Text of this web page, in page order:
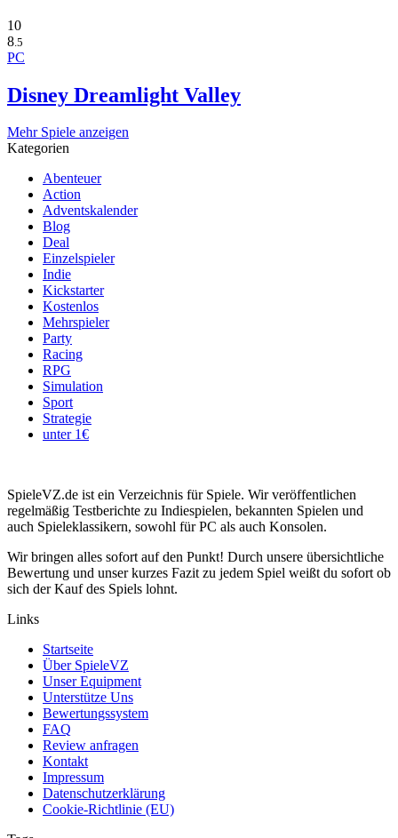
10
8 .5
PC
Disney Dreamlight Valley
Mehr Spiele anzeigen
Kategorien
Abenteuer
Action
Adventskalender
Blog
Deal
Einzelspieler
Indie
Kickstarter
Kostenlos
Mehrspieler
Party
Racing
RPG
Simulation
Sport
Strategie
unter 1€
SpieleVZ.de ist ein Verzeichnis für Spiele. Wir veröffentlichen
regelmäßig Testberichte zu Indiespielen, bekannten Spielen und
auch Spieleklassikern, sowohl für PC als auch Konsolen.
Wir bringen alles sofort auf den Punkt! Durch unsere übersichtliche
Bewertung und unser kurzes Fazit zu jedem Spiel weißt du sofort ob
sich der Kauf des Spiels lohnt.
Links
Startseite
Über SpieleVZ
Unser Equipment
Unterstütze Uns
Bewertungssystem
FAQ
Review anfragen
Kontakt
Impressum
Datenschutzerklärung
Cookie-Richtlinie (EU)